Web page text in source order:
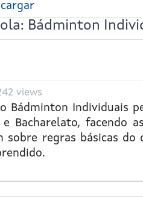
Bádminton
views
Bádminton Individuais
Bacharelato, facendo
sobre regras básicas